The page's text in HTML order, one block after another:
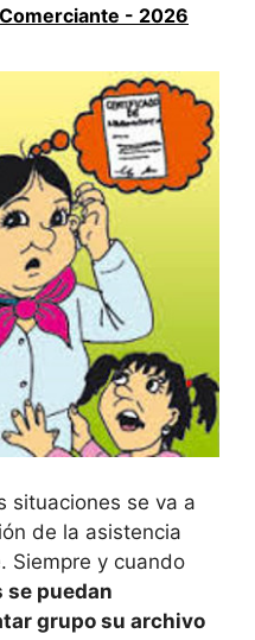
- 2026
situaciones se va a
de la asistencia
Siempre y cuando
se puedan
grupo su archivo